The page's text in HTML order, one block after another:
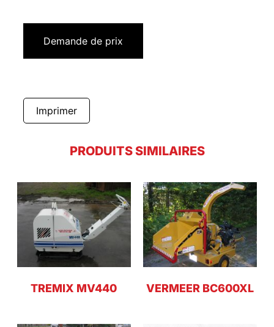
Demande de prix
Imprimer
PRODUITS SIMILAIRES
TREMIX MV440 VERMEER BC600XL